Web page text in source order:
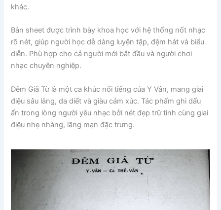
khác.
Bản sheet được trình bày khoa học với hệ thống nốt nhạc
rõ nét, giúp người học dễ dàng luyện tập, đệm hát và biểu
diễn. Phù hợp cho cả người mới bắt đầu và người chơi
nhạc chuyên nghiệp.
Đêm Giã Từ là một ca khúc nổi tiếng củaY Vân, mang giai
điệu sâu lắng, da diết và giàu cảm xúc. Tác phẩm ghi dấu
ấn trong lòng người yêu nhạc bởi nét đẹp trữ tình cùng giai
điệu nhẹ nhàng, lãng mạn đặc trưng.